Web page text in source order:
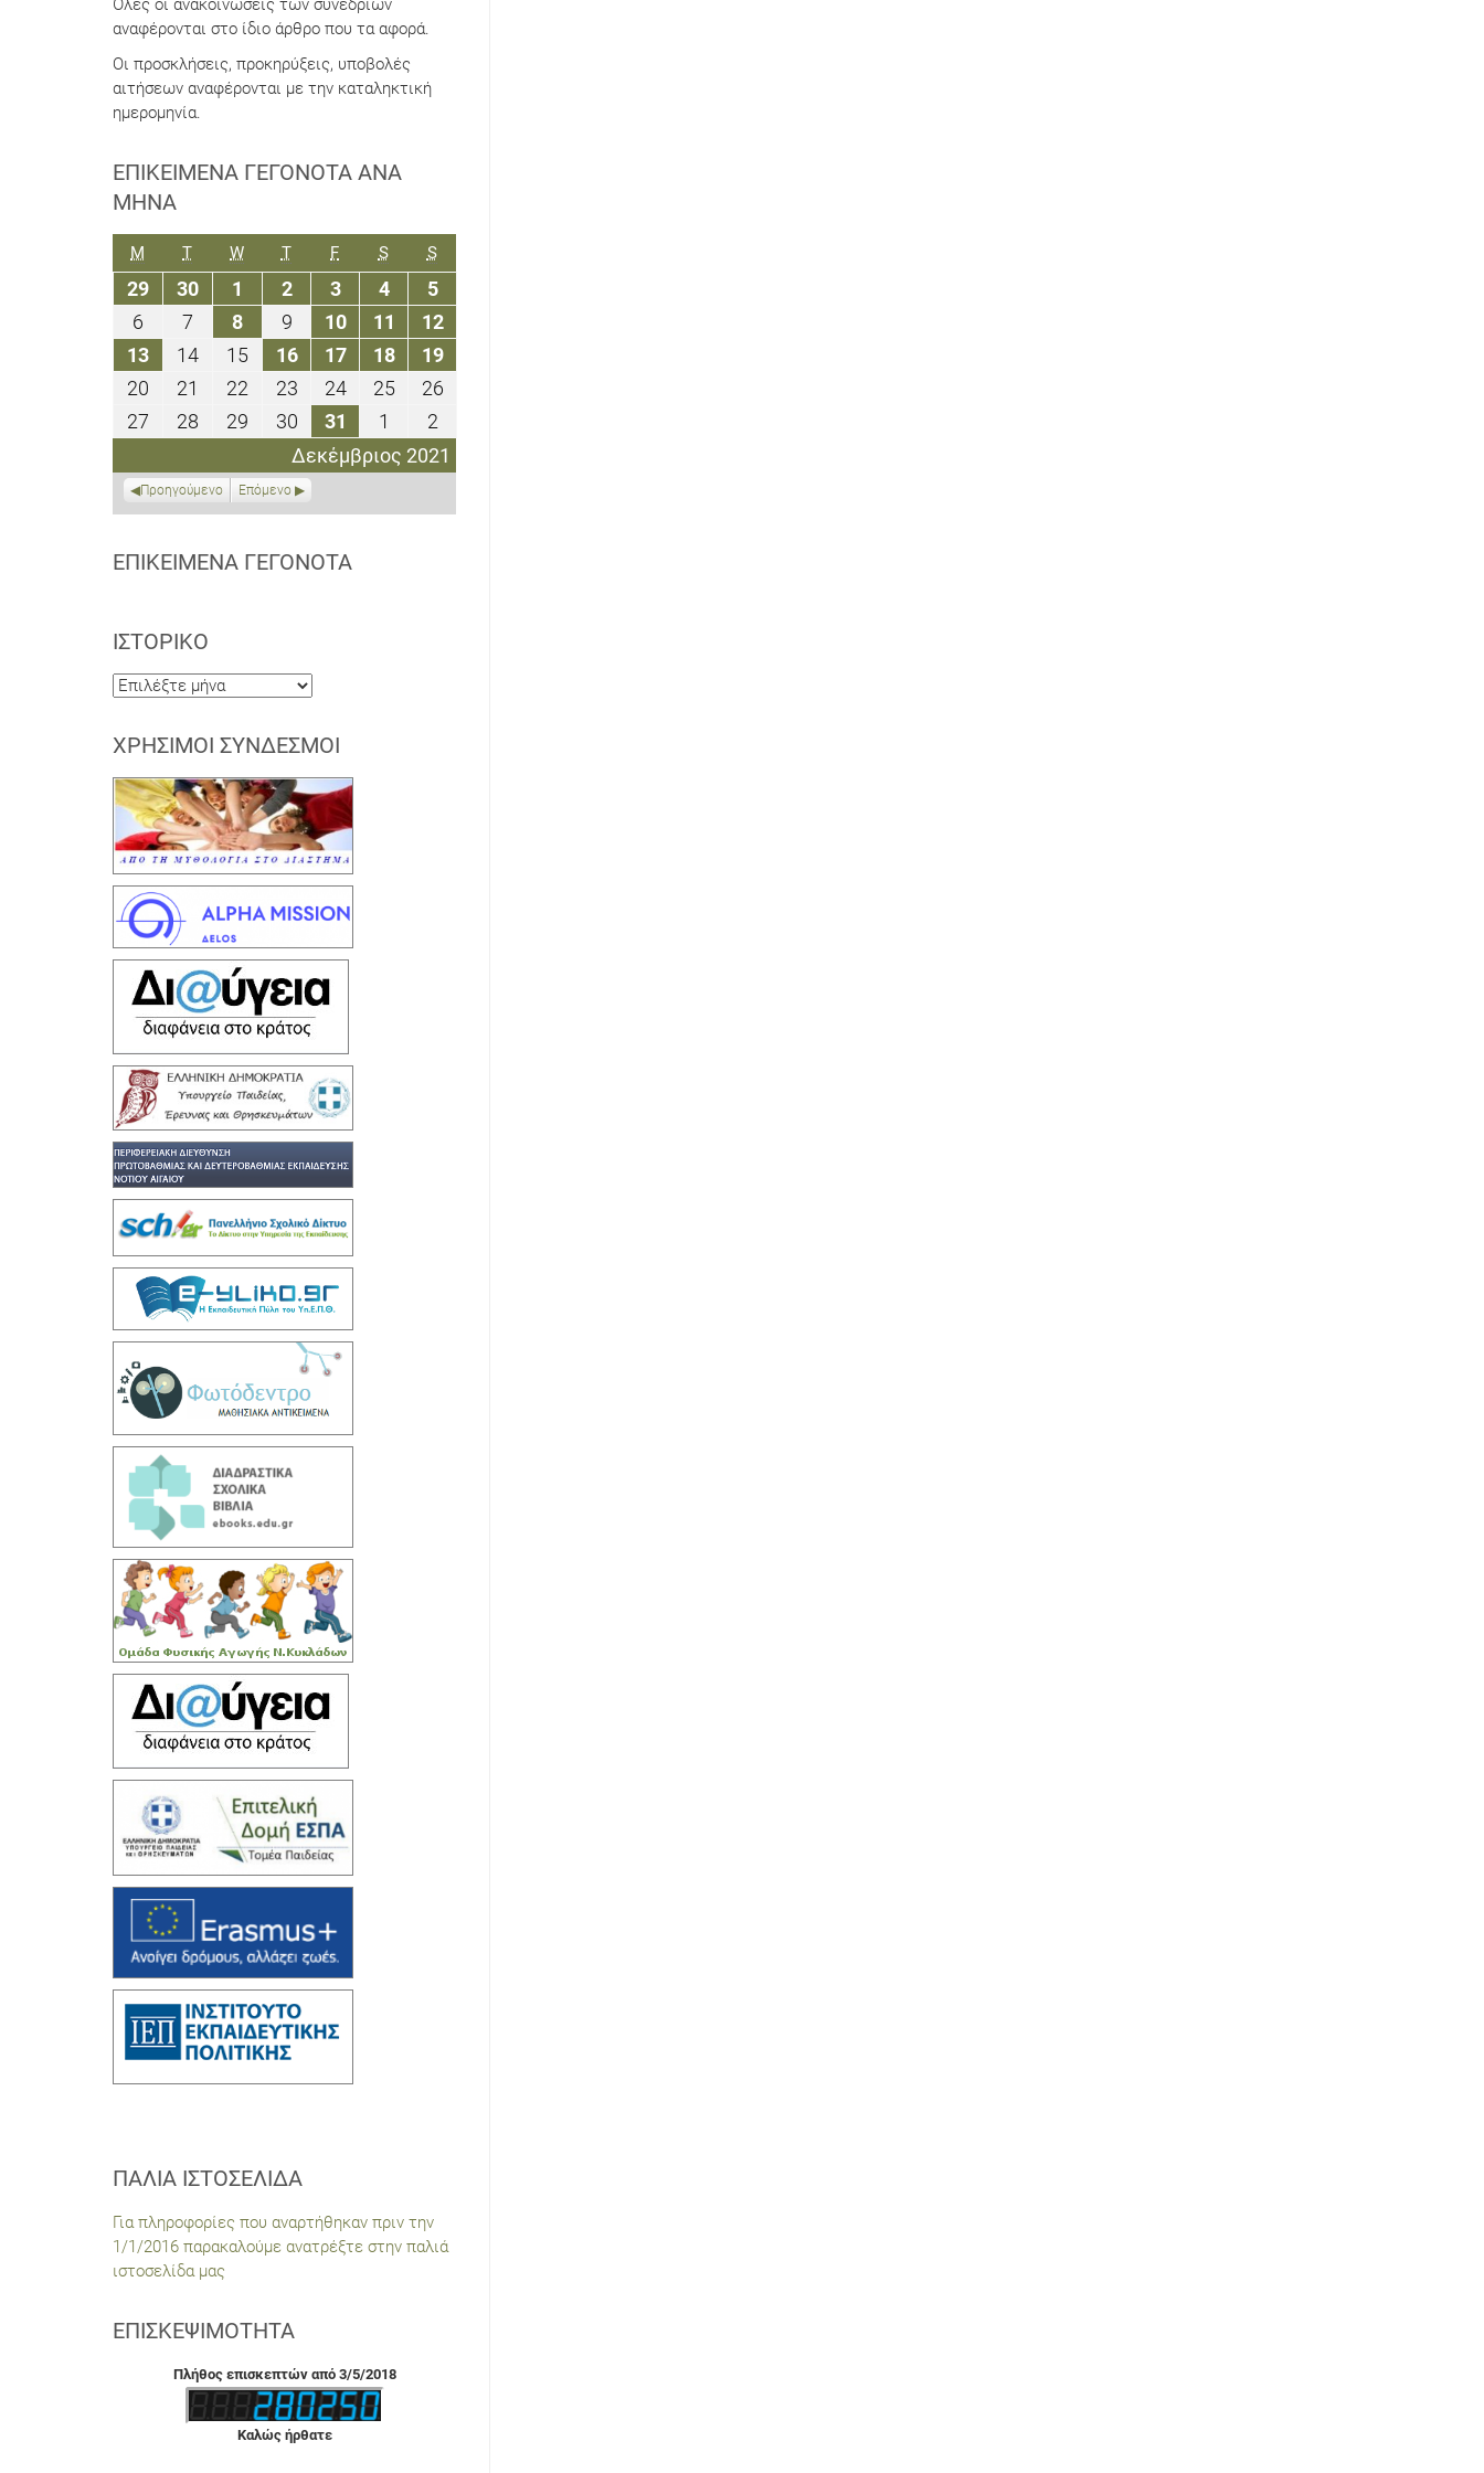
Όλες οι ανακοινώσεις των συνεδρίων
αναφέρονται στο ίδιο άρθρο που τα αφορά.
Οι προσκλήσεις, προκηρύξεις, υποβολές
αιτήσεων αναφέρονται με την καταληκτική
ημερομηνία.
ΕΠΙΚΕΊΜΕΝΑ ΓΕΓΟΝΌΤΑ ΑΝΆ
ΜΉΝΑ
Δεκέμβριος 2021
M ΔΕΥΤΈΡΑ
TΤΡΊΤΗWΤΕΤΆΡΤΗ
TΠΈΜΠΤΗ
FΠΑΡΑΣΚΕΥΉ
SΣΆΒΒΑΤΟ
SΚΥΡΙΑΚΉ
2929
Νοεμβρίου
2021
3030
Νοεμβρίου
2021
1
Δεκεμβρίου
2021
22
Δεκεμβρίου
2021
33
Δεκεμβρίου
2021
44
Δεκεμβρίου
2021
55
Δεκεμβρίου
2021
6
Δεκεμβρίου
2021
7
Δεκεμβρίου
2021
88
Δεκεμβρίου
2021
99
Δεκεμβρίου
2021
1010
Δεκεμβρίου
2021
11
Δεκεμβρίου
2021
1212
Δεκεμβρίου
2021
1313
Δεκεμβρίου
2021
1414
Δεκεμβρίου
2021
1515
Δεκεμβρίου
2021
1616
Δεκεμβρίου
2021
1717
Δεκεμβρίου
2021
1818
Δεκεμβρίου
2021
1919
Δεκεμβρίου
2021
20
Δεκεμβρίου
2021
21
Δεκεμβρίου
2021
22
Δεκεμβρίου
2021
2323
Δεκεμβρίου
2021
2424
Δεκεμβρίου
2021
2525
Δεκεμβρίου
2021
2626
2021
27
Δεκεμβρίου
28
Δεκεμβρίου
29
Δεκεμβρίου
3030
Δεκεμβρίου
2021
31
Δεκεμβρίου
2021
1
Ιανουαρίου
2022
22
Ιανουαρίου
2022
Προηγούμενο Επόμενο
ΕΠΙΚΕΊΜΕΝΑ ΓΕΓΟΝΌΤΑ
ΙΣΤΟΡΙΚΌ
Ιστορικό
ΧΡΉΣΙΜΟΙ ΣΎΝΔΕΣΜΟΙ
ΠΑΛΙΆ ΙΣΤΟΣΕΛΊΔΑ
Για πληροφορίες που αναρτήθηκαν πριν την
1/1/2016 παρακαλούμε ανατρέξτε στην παλιά
ιστοσελίδα μας
ΕΠΙΣΚΕΨΙΜΌΤΗΤΑ
Πλήθος επισκεπτών από 3/5/2018
Καλώς ήρθατε